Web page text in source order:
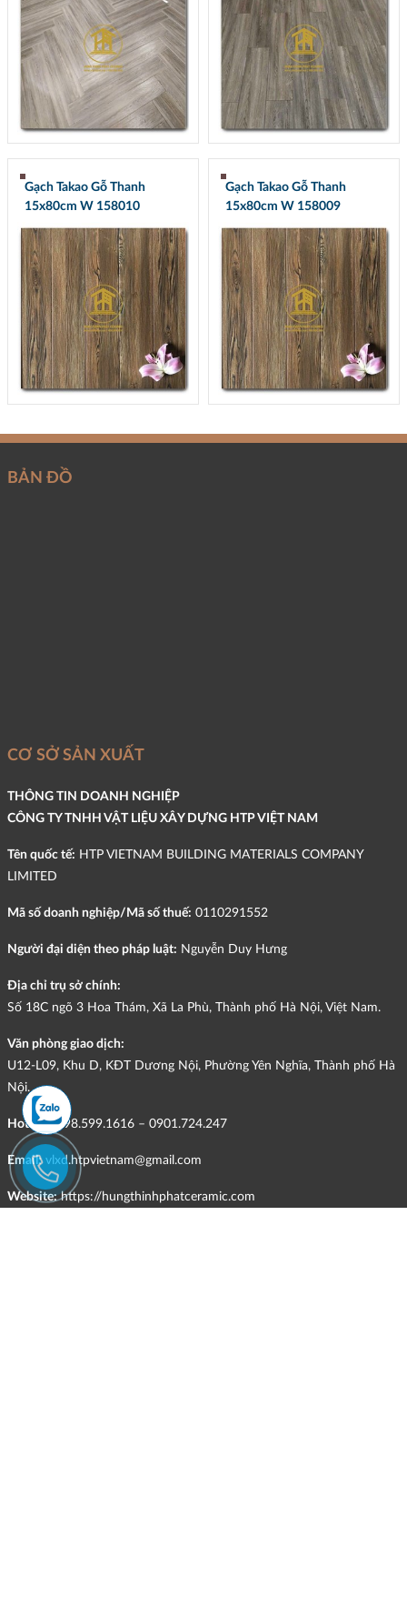
Gạch Takao Gỗ Thanh
15x80cm W 158010
Gạch Takao Gỗ Thanh
15x80cm W 158009
BẢN ĐỒ
CƠ SỞ SẢN XUẤT
THÔNG TIN DOANH NGHIỆP
CÔNG TY TNHH VẬT LIỆU XÂY DỰNG HTP VIỆT NAM
Tên quốc tế: HTP VIETNAM BUILDING MATERIALS COMPANY
LIMITED
Mã số doanh nghiệp/Mã số thuế: 0110291552
Người đại diện theo pháp luật: Nguyễn Duy Hưng
Địa chỉ trụ sở chính:
Số 18C ngõ 3 Hoa Thám, Xã La Phù, Thành phố Hà Nội, Việt Nam.
Văn phòng giao dịch:
U12-L09, Khu D, KĐT Dương Nội, Phường Yên Nghĩa, Thành phố Hà
Nội.
Hotline:098.599.1616 – 0901.724.247
Email: vlxd.htpvietnam@gmail.com
Website: https://hungthinhphatceramic.com